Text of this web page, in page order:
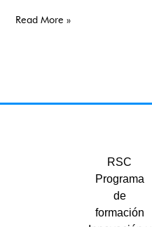
Read More »
RSC
Programa
de
formación